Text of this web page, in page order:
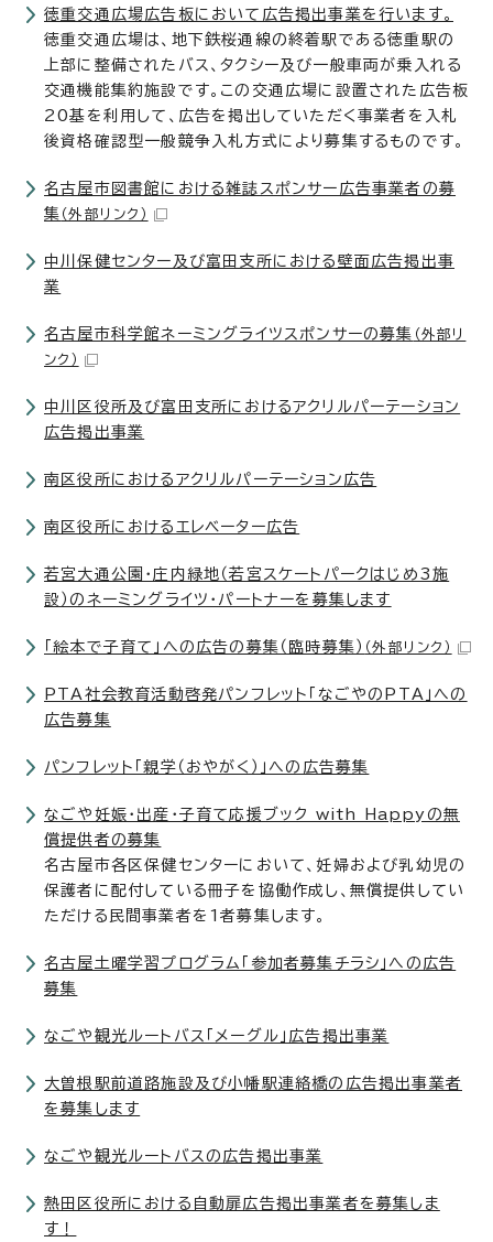
徳重交通広場広告板において広告掲出事業を行います。
徳重交通広場は、地下鉄桜通線の終着駅である徳重駅の
上部に整備されたバス、タクシー及び一般車両が乗入れる
交通機能集約施設です。この交通広場に設置された広告板
20基を利用して、広告を掲出していただく事業者を入札
後資格確認型一般競争入札方式により募集するものです。
名古屋市図書館における雑誌スポンサー広告事業者の募
集 （外部リンク）
中川保健センター及び富田支所における壁面広告掲出事
業
名古屋市科学館ネーミングライツスポンサーの募集 （外部リ
ンク）
中川区役所及び富田支所におけるアクリルパーテーション
広告掲出事業
南区役所におけるアクリルパーテーション広告
南区役所におけるエレベーター広告
若宮大通公園・庄内緑地（若宮スケートパークはじめ3施
設）のネーミングライツ・パートナーを募集します
「絵本で子育て」への広告の募集（臨時募集） （外部リンク）
PTA社会教育活動啓発パンフレット「なごやのPTA」への
広告募集
パンフレット「親学（おやがく）」への広告募集
なごや妊娠・出産・子育て応援ブック with Happyの無
償提供者の募集
名古屋市各区保健センターにおいて、妊婦および乳幼児の
保護者に配付している冊子を協働作成し、無償提供してい
ただける民間事業者を1者募集します。
名古屋土曜学習プログラム「参加者募集チラシ」への広告
募集
なごや観光ルートバス「メーグル」広告掲出事業
大曽根駅前道路施設及び小幡駅連絡橋の広告掲出事業者
を募集します
なごや観光ルートバスの広告掲出事業
熱田区役所における自動扉広告掲出事業者を募集しま
す！